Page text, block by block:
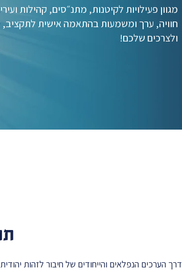
מגוון פעילויות לקיטנות, מתנ״סים, קהילות
חוויה, ערך ומשמעות בהתאמה אישית לתקציב,
ולצרכים שלכם!
דרך הערכים הנפלאים והייחודים של חיבור לזהות